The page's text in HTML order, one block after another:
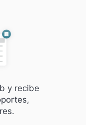
y recibe